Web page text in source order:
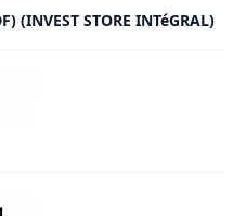
(INVEST STORE INTéGRAL)